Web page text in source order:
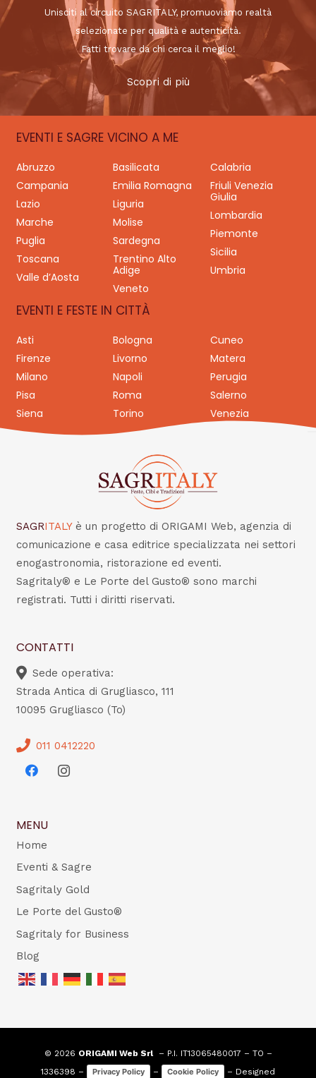
Unisciti al circuito SAGRITALY, promuoviamo realtà
selezionate per qualità e autenticità.
Fatti trovare da chi cerca il meglio!
Scopri di più
EVENTI E SAGRE VICINO A ME
Abruzzo Basilicata
Calabria
Campania
Emilia Romagna
Friuli Venezia
Giulia
Lazio
Liguria
Lombardia
Marche
Molise
Piemonte
Puglia
Sardegna
Sicilia
Toscana
Trentino Alto
Adige
Umbria
Valle d’Aosta
Veneto
EVENTI E FESTE IN CITTÀ
Asti Bologna
Cuneo
Firenze
Livorno
Matera
Milano
Napoli
Perugia
Pisa
Roma
Salerno
Siena
Torino Venezia
SAGRITALY è un progetto di ORIGAMI Web, agenzia di
comunicazione e casa editrice specializzata nei settori
enogastronomia, ristorazione ed eventi.
Sagritaly® e Le Porte del Gusto® sono marchi
registrati. Tutti i diritti riservati.
CONTATTI
Sede operativa:
Strada Antica di Grugliasco, 111
10095 Grugliasco (To)
011 0412220
MENU
Home
Eventi & Sagre
Sagritaly Gold
Le Porte del Gusto®
Sagritaly for Business
Blog
© 2026 ORIGAMI Web Srl– P.I. IT13065480017 – TO –
1336398 –
Privacy Policy – Cookie Policy – Designed